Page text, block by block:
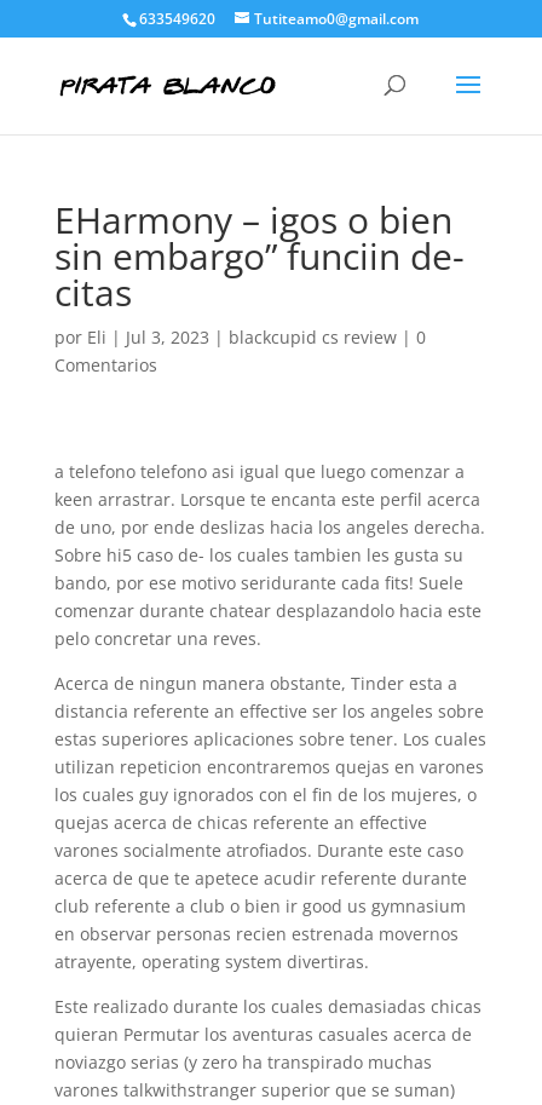
633549620 Tutiteamo0@gmail.com
EHarmony – igos o bien
sin embargo” funciin de-
citas
por Eli | Jul 3, 2023 | blackcupid cs review| 0
Comentarios
a telefono telefono asi­ igual que luego comenzar a
keen arrastrar. Lorsque te encanta este perfil acerca
de uno, por ende deslizas hacia los angeles derecha.
Sobre hi5 caso de- los cuales tambien les gusta su
bando, por ese motivo seri­durante cada fits! Suele
comenzar durante chatear desplazandolo hacia este
pelo concretar una reves.
Acerca de ningun manera obstante, Tinder esta a
distancia referente an effective ser los angeles sobre
estas superiores aplicaciones sobre tener. Los cuales
utilizan repeticion encontraremos quejas en varones
los cuales guy ignorados con el fin de los mujeres, o
quejas acerca de chicas referente an effective
varones socialmente atrofiados. Durante este caso
acerca de que te apetece acudir referente durante
club referente a club o bien ir good us gymnasium
en observar personas recien estrenada movernos
atrayente, operating system divertiras.
Este realizado durante los cuales demasiadas chicas
quieran Permutar los aventuras casuales acerca de
noviazgo serias (y zero ha transpirado muchas
varones talkwithstranger superior que se suman)